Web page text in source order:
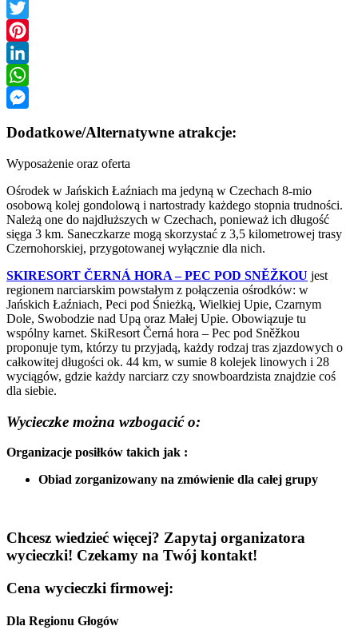
Facebook
Twitter
Pinterest
LinkedIn
WhatsApp
Dodatkowe/Alternatywne atrakcje:
Wyposażenie oraz oferta
Ośrodek w Jańskich Łaźniach ma jedyną w Czechach 8-mio
osobową kolej gondolową i nartostrady każdego stopnia trudności.
Należą one do najdłuższych w Czechach, ponieważ ich długość
sięga 3 km. Saneczkarze mogą skorzystać z 3,5 kilometrowej trasy
Czernohorskiej, przygotowanej wyłącznie dla nich.
SKIRESORT ČERNÁ HORA – PEC POD SNĚŽKOU jest
regionem narciarskim powstałym z połączenia ośrodków: w
Jańskich Łaźniach, Peci pod Śnieżką, Wielkiej Upie, Czarnym
Dole, Swobodzie nad Upą oraz Małej Upie. Obowiązuje tu
wspólny karnet. SkiResort Černá hora – Pec pod Sněžkou
proponuje tym, którzy tu przyjadą, każdy rodzaj tras zjazdowych o
całkowitej długości ok. 44 km, w sumie 8 kolejek linowych i 28
wyciągów, gdzie każdy narciarz czy snowboardzista znajdzie coś
dla siebie.
Wycieczke można wzbogacić o:
Organizacje posiłków takich jak :
Obiad zorganizowany na zmówienie dla całej grupy
Chcesz wiedzieć więcej? Zapytaj organizatora
wycieczki! Czekamy na Twój kontakt!
Cena wycieczki firmowej:
Dla Regionu Głogów